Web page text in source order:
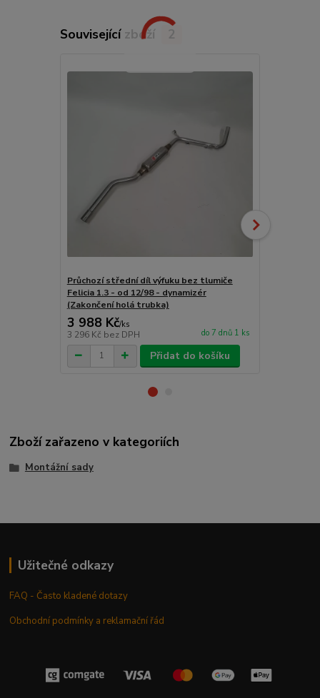
Související zboží 2
Průchozí střední díl výfuku bez tlumiče
Felicia 1.3 - od 12/98 - dynamizér
(Zakončení holá trubka)
3 988 Kč/ks
3 296 Kč bez DPH do 7 dnů 1 ks
Přidat do košíku
Zboží zařazeno v kategoriích
Montážní sady
Užitečné odkazy
FAQ - Často kladené dotazy
Obchodní podmínky a reklamační řád